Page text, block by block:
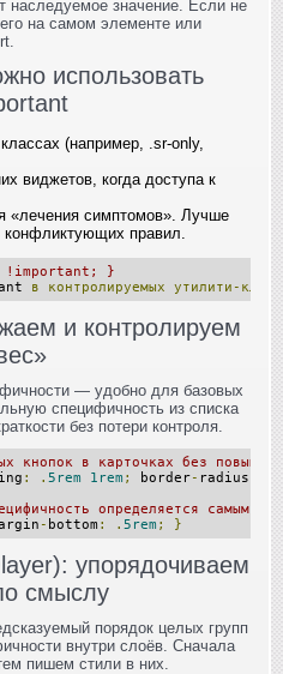
наследуемое значение. Если не
на самом элементе или
использовать
(например, .sr-only,
виджетов, когда доступа к
«лечения симптомов». Лучше
конфликтующих правил.
!important; }
в контролируемых утилити-
и контролируем
— удобно для базовых
специфичность из списка
без потери контроля.
кнопок в карточках без
: . 5rem 1rem ; border- radius
определяется самым
- bottom : . 5rem ; }
упорядочиваем
смыслу
порядок целых групп
внутри слоёв. Сначала
пишем стили в них.